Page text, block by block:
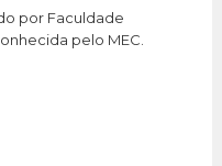
por Faculdade
pelo MEC.